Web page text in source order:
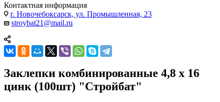
Контактная информация
г. Новочебоксарск, ул. Промышленная, 23
stroybat21@mail.ru
Заклепки комбинированные 4,8 x 16
цинк (100шт) "Стройбат"